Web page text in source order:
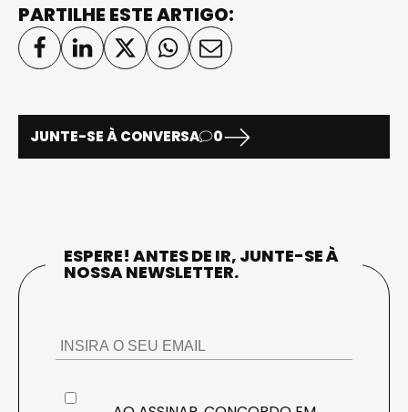
PARTILHE ESTE ARTIGO:
JUNTE-SE À CONVERSA 0
ESPERE! ANTES DE IR, JUNTE-SE À
NOSSA NEWSLETTER.